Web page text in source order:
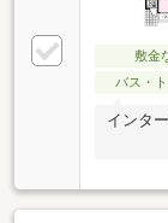
敷金
バス・
インタ